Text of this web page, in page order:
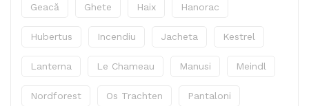
Geacă Ghete Haix Hanorac
Hubertus Incendiu Jacheta Kestrel
Lanterna Le Chameau Manusi Meindl
Nordforest Os Trachten Pantaloni